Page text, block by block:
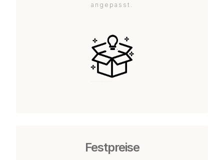
angepasst.
Festpreise